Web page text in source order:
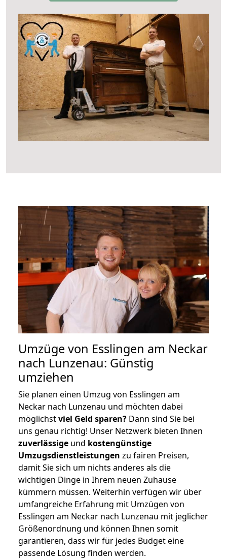
Umzüge von Esslingen am Neckar
nach Lunzenau: Günstig
umziehen
Sie planen einen Umzug von Esslingen am
Neckar nach Lunzenau und möchten dabei
möglichstviel Geld sparen? Dann sind Sie bei
uns genau richtig! Unser Netzwerk bieten Ihnen
zuverlässige und kostengünstige
Umzugsdienstleistungen zu fairen Preisen,
damit Sie sich um nichts anderes als die
wichtigen Dinge in Ihrem neuen Zuhause
kümmern müssen. Weiterhin verfügen wir über
umfangreiche Erfahrung mit Umzügen von
Esslingen am Neckar nach Lunzenau mit jeglicher
Größenordnung und können Ihnen somit
garantieren, dass wir für jedes Budget eine
passende Lösung finden werden.